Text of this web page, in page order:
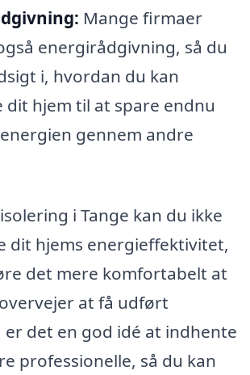
Mange firmaer
energirådgivning, så du
i, hvordan du kan
dit hjem til at spare endnu
gennem andre
i Tange kan du ikke
dit hjems energieffektivitet,
det mere komfortabelt at
at få udført
det en god idé at indhente
professionelle, så du kan